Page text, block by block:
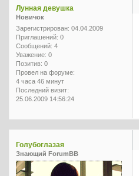
Лунная девушка
Новичок
Зарегистрирован: 04.04.2009
Приглашений: 0
Сообщений: 4
Уважение: 0
Позитив: 0
Провел на форуме:
4 часа 46 минут
Последний визит:
25.06.2009 14:56:24
Голубоглазая
Знающий ForumBB